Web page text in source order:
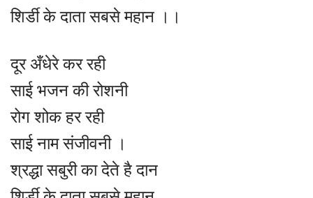
शिर्डी के दाता सबसे महान ।।
दूर अँधेरे कर रही
साई भजन की रोशनी
रोग शोक हर रही
साई नाम संजीवनी ।
श्रद्धा सबुरी का देते है दान